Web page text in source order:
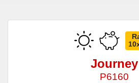
Journey
P6160